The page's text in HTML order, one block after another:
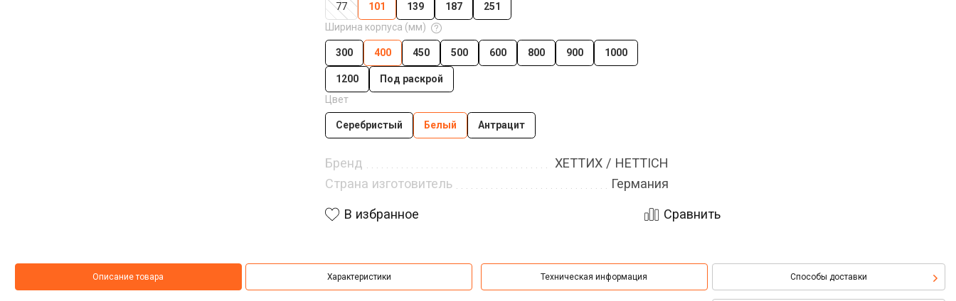
77 101 139 187
251
Ширина корпуса (мм)
300 400 450 500 600 800 900 1000
1200
Под раскрой
Цвет
Серебристый Белый Антрацит
Бренд
ХЕТТИХ / HETTICH
Страна изготовитель
Германия
В избранное Сравнить
Описание товара Характеристики Техническая информация Способы доставки